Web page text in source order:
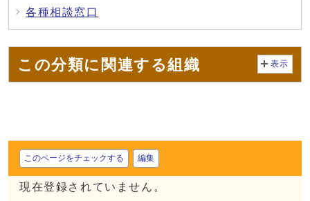
各種相談窓口
この分類に関連する組織 表示
このページをチェックする 編集
現在登録されていません。